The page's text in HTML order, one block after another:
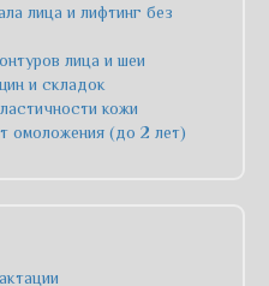
лица и лифтинг без
лица и шеи
и складок
кожи
омоложения (до 2 лет)